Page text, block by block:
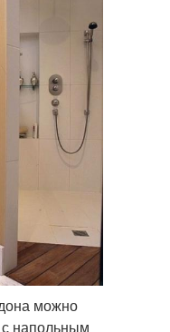
можно
с напольным